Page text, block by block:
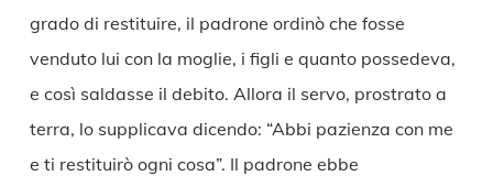
grado di restituire, il padrone ordinò che fosse
venduto lui con la moglie, i figli e quanto possedeva,
e così saldasse il debito. Allora il servo, prostrato a
terra, lo supplicava dicendo: “Abbi pazienza con me
e ti restituirò ogni cosa”. Il padrone ebbe